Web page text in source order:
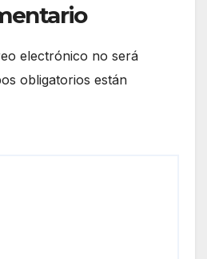
electrónico no será
obligatorios están